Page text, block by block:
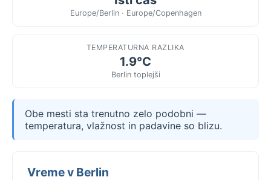
Europe/Berlin · Europe/Copenhagen
TEMPERATURNA RAZLIKA
1.9°C
Berlin toplejši
Obe mesti sta trenutno zelo podobni —
temperatura, vlažnost in padavine so blizu.
Vreme v Berlin